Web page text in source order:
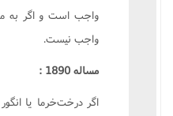
واجب است و اگر به
واجب نيست.
مساله 1890 :
اگر درخت‌خرما يا